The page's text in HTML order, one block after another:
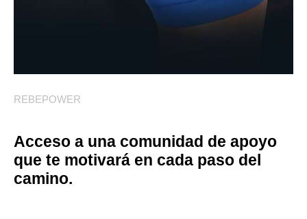
REBEPOWER
Acceso a una comunidad de apoyo
que te motivará en cada paso del
camino.